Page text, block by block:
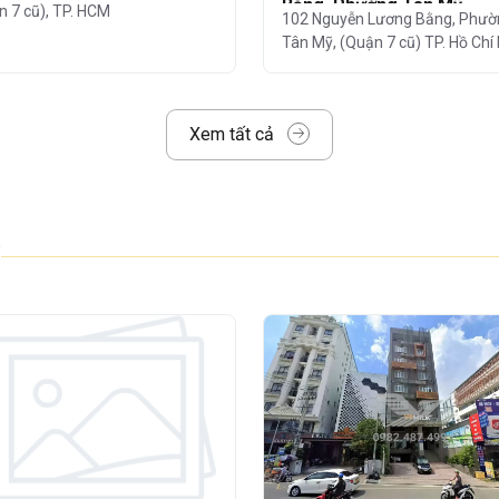
góp phần nâng
được đầu tư đồng bộ:hệ thống điện,
7 cũ), TP. HCM
Bằng, Phường Tân Mỹ
102 Nguyễn Lương Bằng,
Tân Mỹ, (Quận 7 cũ) TP. Hồ Chí
Xem tất cả